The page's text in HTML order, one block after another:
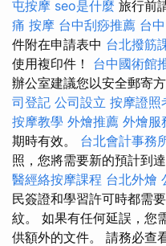
屯按摩 seo是什麼 旅行前
痛 按摩 台中刮痧推薦 台
件附在申請表中 台北撥筋
使用複印件！ 台中國術館
辦公室建議您以安全郵寄
司登記 公司設立 按摩證照
按摩教學 外燴推薦 外燴服
期時有效。 台北會計事務
照，您將需要新的預計到
醫經絡按摩課程 台北外燴
民簽證和學習許可時都需
紋。 如果有任何延誤，您
供額外的文件。 請務必查